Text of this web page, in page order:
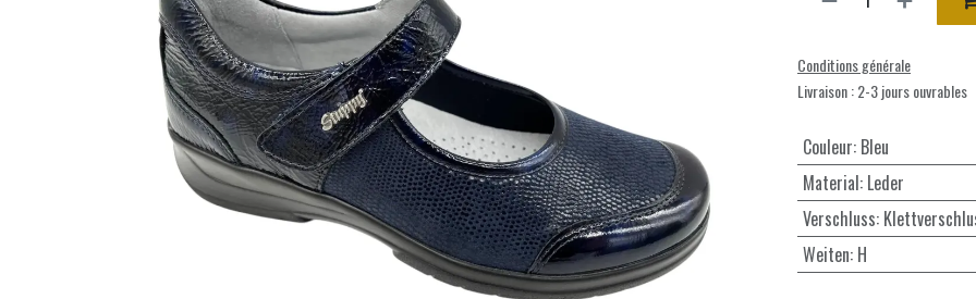
Conditions générale
Livraison : 2-3 jours ouvrables
Couleur: Bleu
Material: Leder
Verschluss:
Weiten: H